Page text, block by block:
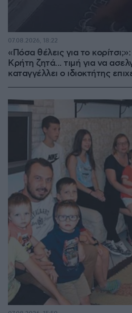
«Πόσα θέλεις για το
Κρήτη ζητά... τιμή για να
καταγγέλλει ο ιδιοκτήτης
07.08.2026, 18:22